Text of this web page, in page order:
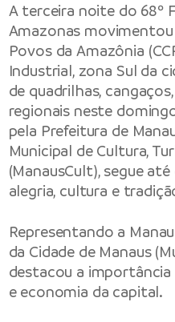
A terceira noite do 68º
Amazonas
Povos da Amazônia
Industrial, zona Sul da
de quadrilhas,
regionais neste
pela Prefeitura de
Municipal de Cultura,
(ManausCult), segue
alegria, cultura e
Representando a
da Cidade de Manaus
destacou a
e economia da capital.